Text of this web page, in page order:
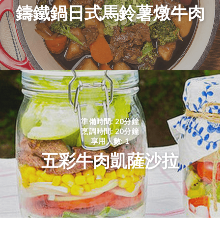
鑄鐵鍋日式馬鈴薯燉牛肉
準備時間: 20分鐘
烹調時間: 20分鐘
享用人數: 1
五彩牛肉凱薩沙拉